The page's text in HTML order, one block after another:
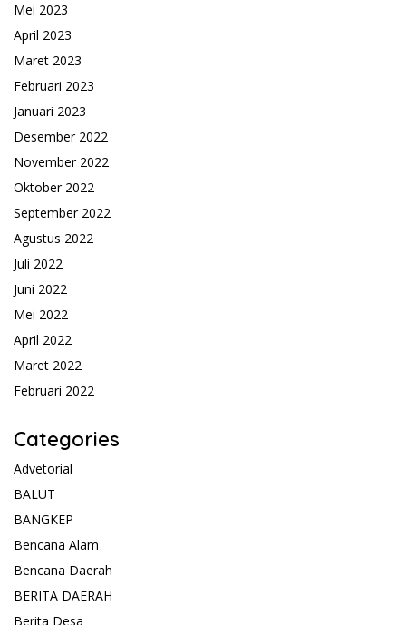
Mei 2023
April 2023
Maret 2023
Februari 2023
Januari 2023
Desember 2022
November 2022
Oktober 2022
September 2022
Agustus 2022
Juli 2022
Juni 2022
Mei 2022
April 2022
Maret 2022
Februari 2022
Categories
Advetorial
BALUT
BANGKEP
Bencana Alam
Bencana Daerah
BERITA DAERAH
Berita Desa